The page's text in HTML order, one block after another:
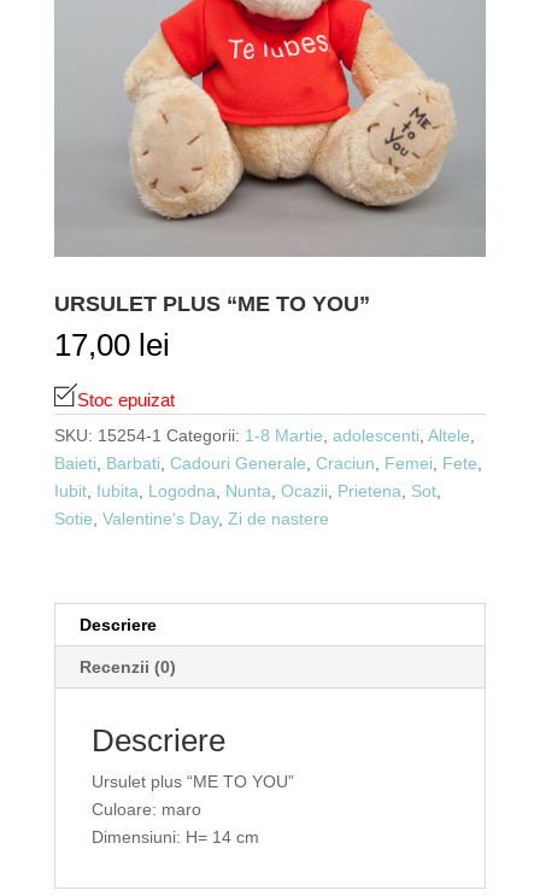
URSULET PLUS “ME TO YOU”
17,00 lei
Stoc epuizat
SKU: 15254-1 Categorii: 1-8 Martie adolescenti Altele
Baieti
Barbati Cadouri Generale Craciun Femei Fete
Iubit, Iubita Logodna Nunta Ocazii Prietena Sot,
Sotie Valentine's Day, Zi de nastere
Descriere
Recenzii (0)
Descriere
Ursulet plus “ME TO YOU”
Culoare: maro
Dimensiuni: H= 14 cm